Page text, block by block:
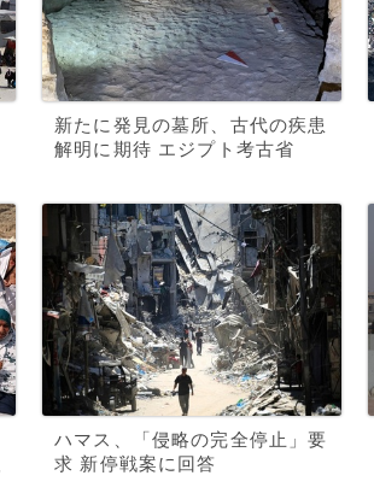
新たに発見の墓所、古代の疾患
解明に期待 エジプト考古省
ハマス、「侵略の完全停止」要
求 新停戦案に回答